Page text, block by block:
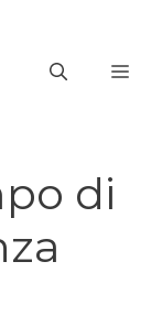
di